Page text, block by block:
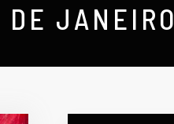
DE JANEIRO